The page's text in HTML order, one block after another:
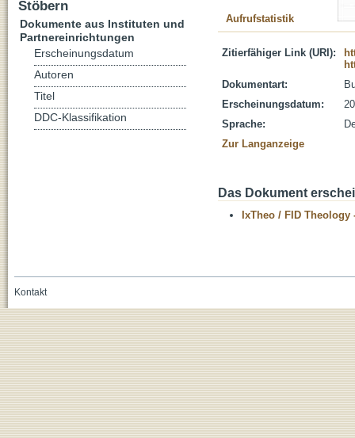
Aufrufstatistik
Zitierfähiger Link (URI):
Dokumentart:
Erscheinungsdatum:
Sprache:
Zur Langanzeige
Das Dokument
IxTheo / FID Theology
Stöbern
Dokumente aus Instituten und
Partnereinrichtungen
Erscheinungsdatum
Autoren
Titel
DDC-Klassifikation
Kontakt